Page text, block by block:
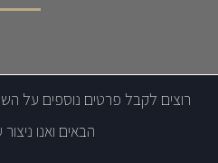
רוצים לקבל פרטים נוספים על
הבאים ואנו